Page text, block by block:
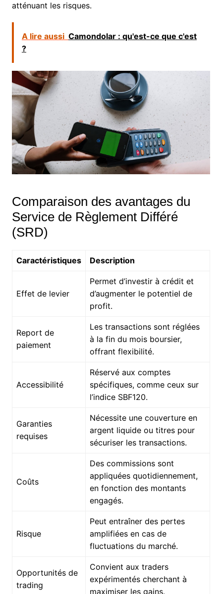
atténuant les risques.
A lire aussi Camondolar : qu'est-ce que c'est
?
Comparaison des avantages du
Service de Règlement Différé
(SRD)
Caractéristiques Description
Effet de levier
Permet d’investir à crédit et
d’augmenter le potentiel de
profit.
Report de
paiement
Les transactions sont réglées
à la fin du mois boursier,
offrant flexibilité.
Accessibilité
Réservé aux comptes
spécifiques, comme ceux sur
l’indice SBF120.
Garanties
requises
Nécessite une couverture en
argent liquide ou titres pour
sécuriser les transactions.
Coûts
Des commissions sont
appliquées quotidiennement,
en fonction des montants
engagés.
Risque
Peut entraîner des pertes
amplifiées en cas de
fluctuations du marché.
Opportunités de
trading
Convient aux traders
expérimentés cherchant à
maximiser les gains.